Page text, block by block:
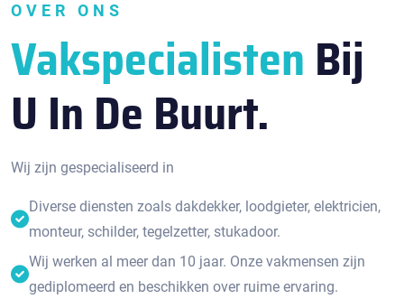
OVER ONS
Vakspecialisten Bij
U In De Buurt.
Wij zijn gespecialiseerd in
Diverse diensten zoals dakdekker, loodgieter, elektricien,
monteur, schilder, tegelzetter, stukadoor.
Wij werken al meer dan 10 jaar. Onze vakmensen zijn
gediplomeerd en beschikken over ruime ervaring.